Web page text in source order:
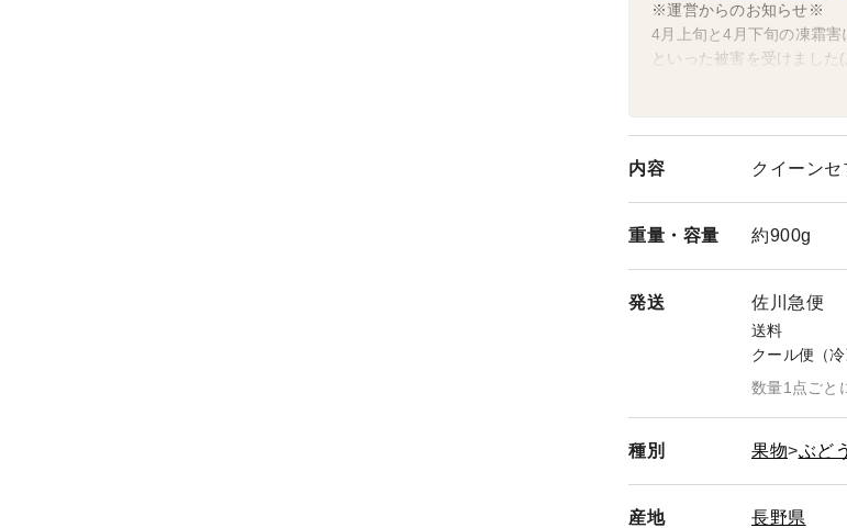
※運営からのお知らせ※
4月上旬と4月下旬の凍霜
といった被害を受けました
それにより、今年の全生
信州安曇野 銀乃果さんを
内容 クイーン
重量・ 容量 約900g
発送 佐川急便
送料
クール便（冷
数量1点ごと
種別 果物 ぶどう
産地 長野県